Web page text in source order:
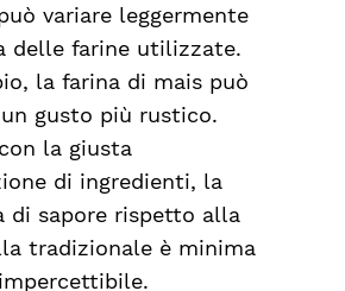
variare leggermente
delle farine utilizzate.
la farina di mais può
gusto più rustico.
la giusta
di ingredienti, la
di sapore rispetto alla
tradizionale è minima